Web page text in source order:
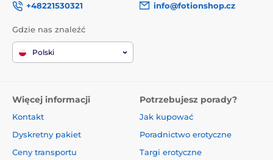
+48221530321
info@fotionshop.cz
Gdzie nas znaleźć
Polski
Więcej informacji
Kontakt
Dyskretny pakiet
Ceny transportu
Potrzebujesz porady?
Jak kupować
Poradnictwo erotyczne
Targi erotyczne